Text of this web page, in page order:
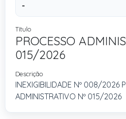
-
Título
PROCESSO
015/2026
Descrição
INEXIGIBILIDADE Nº 008/2026
ADMINISTRATIVO Nº 015/2026